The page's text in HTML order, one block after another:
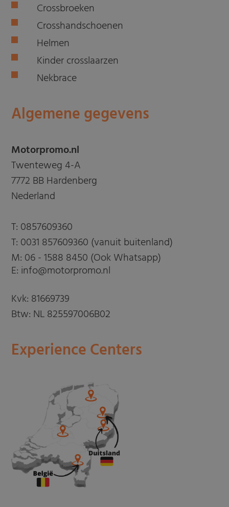
Crossbroeken
Crosshandschoenen
Helmen
Kinder crosslaarzen
Nekbrace
Algemene gegevens
Motorpromo.nl
Twenteweg 4-A
7772 BB Hardenberg
Nederland
T: 0857609360
T: 0031 857609360 (vanuit buitenland)
M: 06 - 1588 8450 (Ook Whatsapp)
E: info@motorpromo.nl
Kvk: 81669739
Btw: NL 825597006B02
Experience Centers